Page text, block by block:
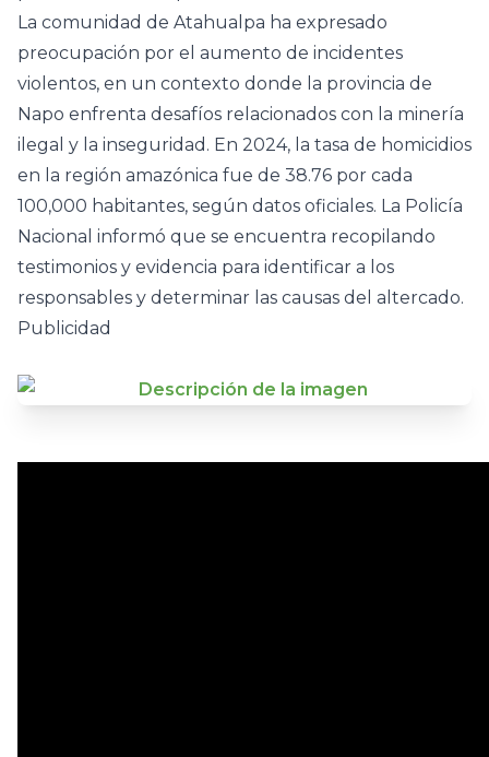
La comunidad de Atahualpa ha expresado
preocupación por el aumento de incidentes
violentos, en un contexto donde la provincia de
Napo enfrenta desafíos relacionados con la minería
ilegal y la inseguridad. En 2024, la tasa de homicidios
en la región amazónica fue de 38.76 por cada
100,000 habitantes, según datos oficiales. La Policía
Nacional informó que se encuentra recopilando
testimonios y evidencia para identificar a los
responsables y determinar las causas del altercado.
Publicidad